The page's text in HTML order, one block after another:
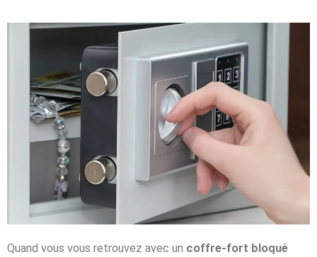
Quand vous vous retrouvez avec un coffre-fort bloqué